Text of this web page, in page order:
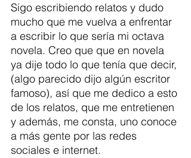
Sigo escribiendo relatos y dudo
mucho que me vuelva a enfrentar
a escribir lo que sería mi octava
novela. Creo que que en novela
ya dije todo lo que tenía que decir,
(algo parecido dijo algún escritor
famoso), así que me dedico a esto
de los relatos, que me entretienen
y además, me consta, uno conoce
a más gente por las redes
sociales e internet.